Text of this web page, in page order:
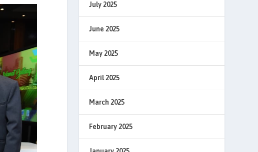
July 2025
June 2025
May 2025
April 2025
March 2025
February 2025